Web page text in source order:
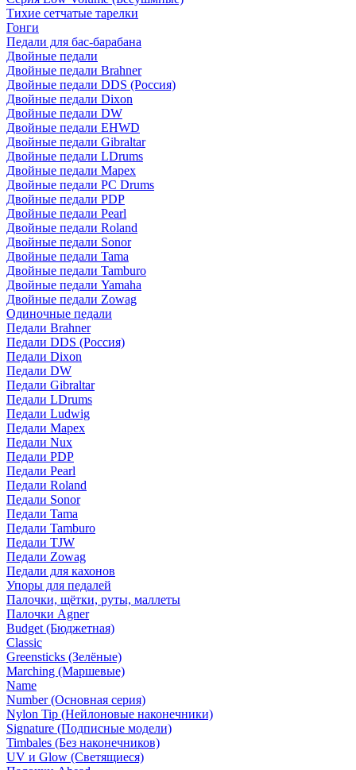
Тихие сетчатые тарелки
Гонги
Педали для бас-барабана
Двойные педали
Двойные педали Brahner
Двойные педали DDS (Россия)
Двойные педали Dixon
Двойные педали DW
Двойные педали EHWD
Двойные педали Gibraltar
Двойные педали LDrums
Двойные педали Mapex
Двойные педали PC Drums
Двойные педали PDP
Двойные педали Pearl
Двойные педали Roland
Двойные педали Sonor
Двойные педали Tama
Двойные педали Tamburo
Двойные педали Yamaha
Двойные педали Zowag
Одиночные педали
Педали Brahner
Педали DDS (Россия)
Педали Dixon
Педали DW
Педали Gibraltar
Педали LDrums
Педали Ludwig
Педали Mapex
Педали Nux
Педали PDP
Педали Pearl
Педали Roland
Педали Sonor
Педали Tama
Педали Tamburo
Педали TJW
Педали Zowag
Педали для кахонов
Упоры для педалей
Палочки, щётки, руты, маллеты
Палочки Agner
Budget (Бюджетная)
Classic
Greensticks (Зелёные)
Marching (Маршевые)
Name
Number (Основная серия)
Nylon Tip (Нейлоновые наконечники)
Signature (Подписные модели)
Timbales (Без наконечников)
UV и Glow (Светящиеся)